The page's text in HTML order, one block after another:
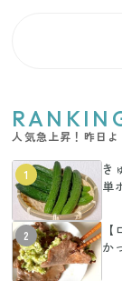
人気急上昇！昨日
1
き
単
2
か